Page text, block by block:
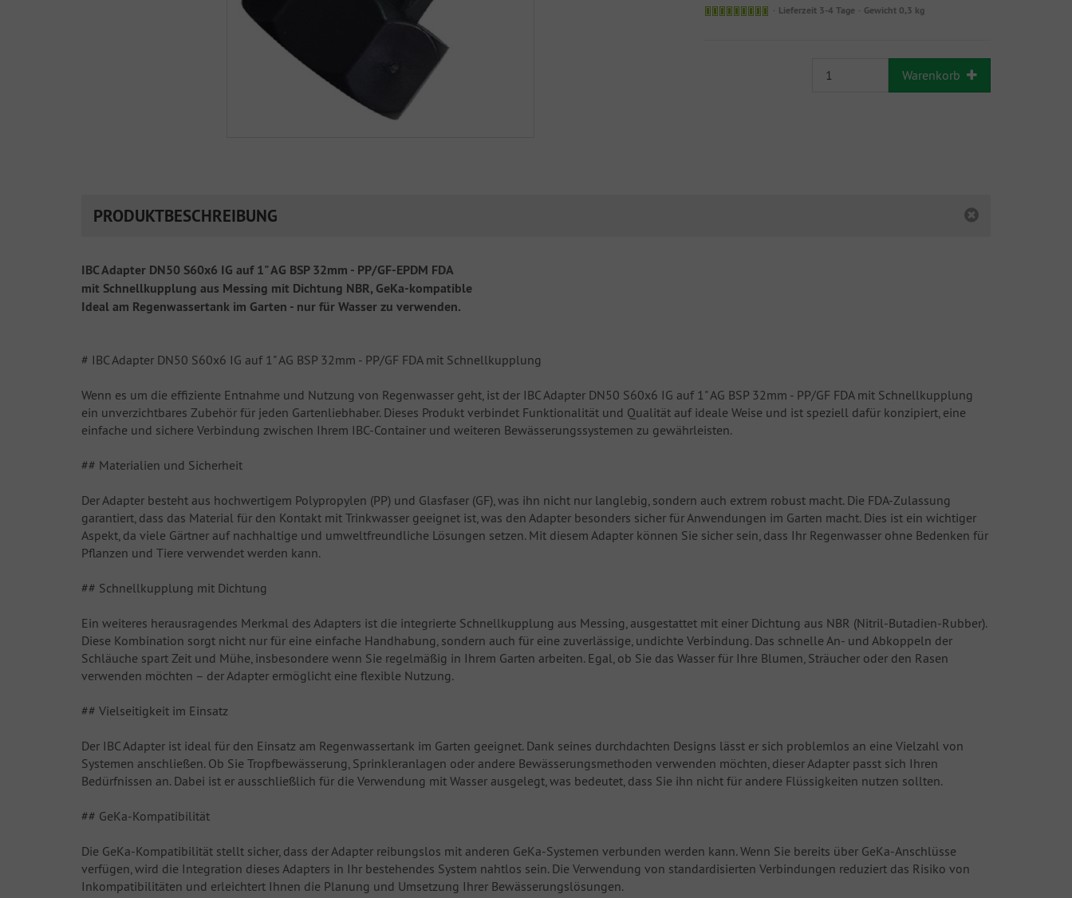
Lieferzeit 3-4 Tage Gewicht 0,3 kg
Warenkorb
PRODUKTBESCHREIBUNG
IBC Adapter DN50 S60x6 IG auf 1" AG BSP 32mm - PP/GF-EPDM FDA
mit Schnellkupplung aus Messing mit Dichtung NBR, GeKa-kompatible
Ideal am Regenwassertank im Garten - nur für Wasser zu verwenden.
# IBC Adapter DN50 S60x6 IG auf 1" AG BSP 32mm - PP/GF FDA mit Schnellkupplung
Wenn es um die effiziente Entnahme und Nutzung von Regenwasser geht, ist der IBC Adapter DN50 S60x6 IG auf 1" AG BSP 32mm - PP/GF FDA mit Schnellkupplung
ein unverzichtbares Zubehör für jeden Gartenliebhaber. Dieses Produkt verbindet Funktionalität und Qualität auf ideale Weise und ist speziell dafür konzipiert, eine
einfache und sichere Verbindung zwischen Ihrem IBC-Container und weiteren Bewässerungssystemen zu gewährleisten.
## Materialien und Sicherheit
Der Adapter besteht aus hochwertigem Polypropylen (PP) und Glasfaser (GF), was ihn nicht nur langlebig, sondern auch extrem robust macht. Die FDA-Zulassung
garantiert, dass das Material für den Kontakt mit Trinkwasser geeignet ist, was den Adapter besonders sicher für Anwendungen im Garten macht. Dies ist ein wichtiger
Aspekt, da viele Gärtner auf nachhaltige und umweltfreundliche Lösungen setzen. Mit diesem Adapter können Sie sicher sein, dass Ihr Regenwasser ohne Bedenken für
Pflanzen und Tiere verwendet werden kann.
## Schnellkupplung mit Dichtung
Ein weiteres herausragendes Merkmal des Adapters ist die integrierte Schnellkupplung aus Messing, ausgestattet mit einer Dichtung aus NBR (Nitril-Butadien-Rubber).
Diese Kombination sorgt nicht nur für eine einfache Handhabung, sondern auch für eine zuverlässige, undichte Verbindung. Das schnelle An- und Abkoppeln der
Schläuche spart Zeit und Mühe, insbesondere wenn Sie regelmäßig in Ihrem Garten arbeiten. Egal, ob Sie das Wasser für Ihre Blumen, Sträucher oder den Rasen
verwenden möchten – der Adapter ermöglicht eine flexible Nutzung.
## Vielseitigkeit im Einsatz
Der IBC Adapter ist ideal für den Einsatz am Regenwassertank im Garten geeignet. Dank seines durchdachten Designs lässt er sich problemlos an eine Vielzahl von
Systemen anschließen. Ob Sie Tropfbewässerung, Sprinkleranlagen oder andere Bewässerungsmethoden verwenden möchten, dieser Adapter passt sich Ihren
Bedürfnissen an. Dabei ist er ausschließlich für die Verwendung mit Wasser ausgelegt, was bedeutet, dass Sie ihn nicht für andere Flüssigkeiten nutzen sollten.
## GeKa-Kompatibilität
Die GeKa-Kompatibilität stellt sicher, dass der Adapter reibungslos mit anderen GeKa-Systemen verbunden werden kann. Wenn Sie bereits über GeKa-Anschlüsse
verfügen, wird die Integration dieses Adapters in Ihr bestehendes System nahtlos sein. Die Verwendung von standardisierten Verbindungen reduziert das Risiko von
Inkompatibilitäten und erleichtert Ihnen die Planung und Umsetzung Ihrer Bewässerungslösungen.